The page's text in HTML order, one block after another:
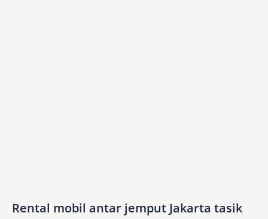
Rental mobil antar jemput​ Jakarta tasik